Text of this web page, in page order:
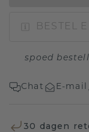
BESTEL
spoed
Chat E-mail
30 dagen